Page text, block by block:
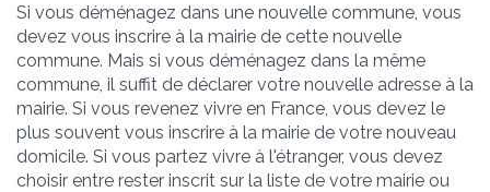
Si vous déménagez dans une nouvelle commune, vous
devez vous inscrire à la mairie de cette nouvelle
commune. Mais si vous déménagez dans la même
commune, il suffit de déclarer votre nouvelle adresse à la
mairie. Si vous revenez vivre en France, vous devez le
plus souvent vous inscrire à la mairie de votre nouveau
domicile. Si vous partez vivre à l'étranger, vous devez
choisir entre rester inscrit sur la liste de votre mairie ou